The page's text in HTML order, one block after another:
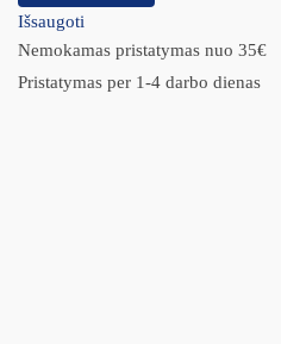
Išsaugoti
Nemokamas pristatymas nuo 35€
Pristatymas per 1-4 darbo dienas